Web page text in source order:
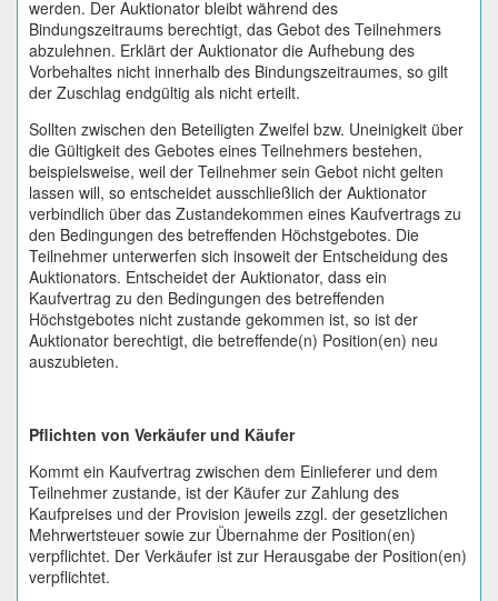
werden. Der Auktionator bleibt während des
Bindungszeitraums berechtigt, das Gebot des Teilnehmers
abzulehnen. Erklärt der Auktionator die Aufhebung des
Vorbehaltes nicht innerhalb des Bindungszeitraumes, so gilt
der Zuschlag endgültig als nicht erteilt.
Sollten zwischen den Beteiligten Zweifel bzw. Uneinigkeit über
die Gültigkeit des Gebotes eines Teilnehmers bestehen,
beispielsweise, weil der Teilnehmer sein Gebot nicht gelten
lassen will, so entscheidet ausschließlich der Auktionator
verbindlich über das Zustandekommen eines Kaufvertrags zu
den Bedingungen des betreffenden Höchstgebotes. Die
Teilnehmer unterwerfen sich insoweit der Entscheidung des
Auktionators. Entscheidet der Auktionator, dass ein
Kaufvertrag zu den Bedingungen des betreffenden
Höchstgebotes nicht zustande gekommen ist, so ist der
Auktionator berechtigt, die betreffende(n) Position(en) neu
auszubieten.
Pflichten von Verkäufer und Käufer
Kommt ein Kaufvertrag zwischen dem Einlieferer und dem
Teilnehmer zustande, ist der Käufer zur Zahlung des
Kaufpreises und der Provision jeweils zzgl. der gesetzlichen
Mehrwertsteuer sowie zur Übernahme der Position(en)
verpflichtet. Der Verkäufer ist zur Herausgabe der Position(en)
verpflichtet.